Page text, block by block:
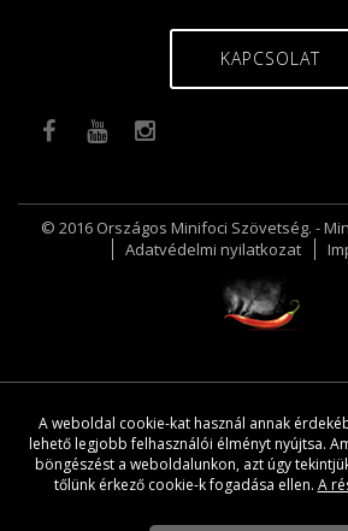
KAPCSOLAT
© 2016 Országos Minifoci Szövetség. -
Adatvédelmi nyilatkozat
A weboldal cookie-kat használ annak
lehető legjobb felhasználói élményt nyújtsa.
böngészést a weboldalunkon, azt úgy
tőlünk érkező cookie-k fogadása ellen. A